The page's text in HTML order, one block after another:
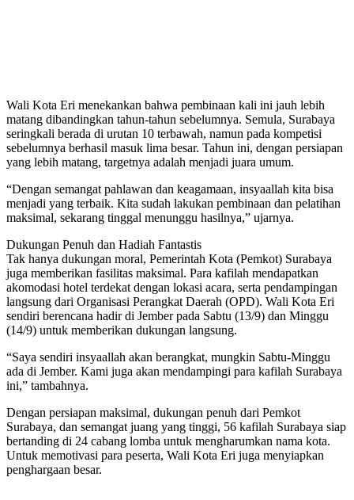
Wali Kota Eri menekankan bahwa pembinaan kali ini jauh lebih
matang dibandingkan tahun-tahun sebelumnya. Semula, Surabaya
seringkali berada di urutan 10 terbawah, namun pada kompetisi
sebelumnya berhasil masuk lima besar. Tahun ini, dengan persiapan
yang lebih matang, targetnya adalah menjadi juara umum.
“Dengan semangat pahlawan dan keagamaan, insyaallah kita bisa
menjadi yang terbaik. Kita sudah lakukan pembinaan dan pelatihan
maksimal, sekarang tinggal menunggu hasilnya,” ujarnya.
Dukungan Penuh dan Hadiah Fantastis
Tak hanya dukungan moral, Pemerintah Kota (Pemkot) Surabaya
juga memberikan fasilitas maksimal. Para kafilah mendapatkan
akomodasi hotel terdekat dengan lokasi acara, serta pendampingan
langsung dari Organisasi Perangkat Daerah (OPD). Wali Kota Eri
sendiri berencana hadir di Jember pada Sabtu (13/9) dan Minggu
(14/9) untuk memberikan dukungan langsung.
“Saya sendiri insyaallah akan berangkat, mungkin Sabtu-Minggu
ada di Jember. Kami juga akan mendampingi para kafilah Surabaya
ini,” tambahnya.
Dengan persiapan maksimal, dukungan penuh dari Pemkot
Surabaya, dan semangat juang yang tinggi, 56 kafilah Surabaya siap
bertanding di 24 cabang lomba untuk mengharumkan nama kota.
Untuk memotivasi para peserta, Wali Kota Eri juga menyiapkan
penghargaan besar.